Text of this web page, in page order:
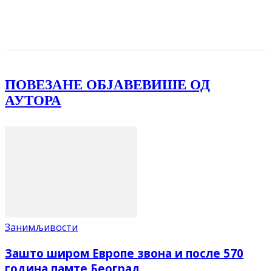
ПОВЕЗАНЕ ОБЈАВЕВИШЕ ОД
АУТОРА
Занимљивости
Зашто широм Европе звона и после 570